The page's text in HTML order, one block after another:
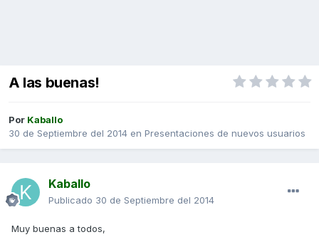
A las buenas!
Por Kaballo
30 de Septiembre del 2014 en Presentaciones de nuevos usuarios
Kaballo
Publicado 30 de Septiembre del 2014
Muy buenas a todos,